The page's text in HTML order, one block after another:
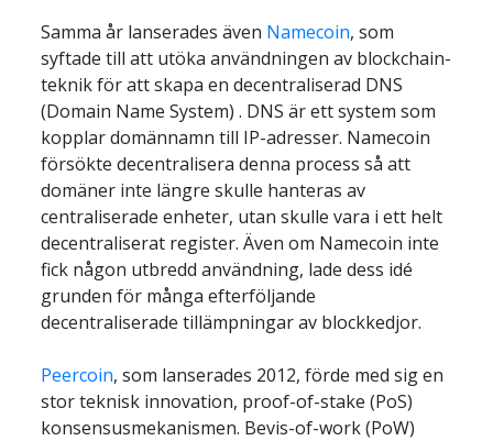
Samma år lanserades även Namecoin, som
syftade till att utöka användningen av blockchain-
teknik för att skapa en decentraliserad DNS
(Domain Name System) . DNS är ett system som
kopplar domännamn till IP-adresser. Namecoin
försökte decentralisera denna process så att
domäner inte längre skulle hanteras av
centraliserade enheter, utan skulle vara i ett helt
decentraliserat register. Även om Namecoin inte
fick någon utbredd användning, lade dess idé
grunden för många efterföljande
decentraliserade tillämpningar av blockkedjor.
Peercoin, som lanserades 2012, förde med sig en
stor teknisk innovation, proof-of-stake (PoS)
konsensusmekanismen. Bevis-of-work (PoW)